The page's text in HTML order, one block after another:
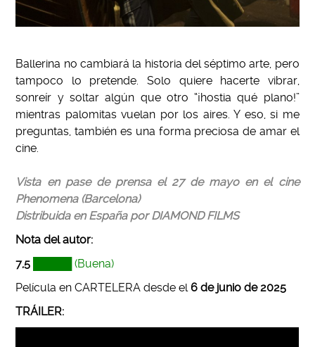
Ballerina no cambiará la historia del séptimo arte, pero
tampoco lo pretende. Solo quiere hacerte vibrar,
sonreír y soltar algún que otro “¡hostia qué plano!”
mientras palomitas vuelan por los aires. Y eso, si me
preguntas, también es una forma preciosa de amar el
cine.
Vista en pase de prensa el 27 de mayo en el cine
Phenomena (Barcelona)
Distribuida en España por DIAMOND FILMS
Nota del autor:
7,5 █████ (Buena)
Película en CARTELERA desde el6 de junio de 2025
TRÁILER: